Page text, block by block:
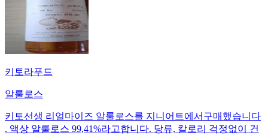
키토라푸드
알룰로스
키토선생 리얼마이즈 알룰로스를 지니어트에서구매했습니다
. 액상 알룰로스 99,41%라고합니다. 당류, 칼로리 걱정없이 건